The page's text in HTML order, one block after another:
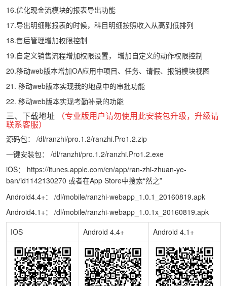
16.优化现金流模块的报表导出功能
17.导出明细账报表的时候，科目明细按照收入从高到低排列
18.售后管理增加权限控制
19.自定义销售流程增加权限设置， 增加自定义的动作权限控制
20.移动web版本增加OA应用中项目、任务、请假、报销模块视图
21. 移动web版本实现我的地盘中的审批功能
22. 移动web版本实现考勤补录的功能
三、下载地址 （专业版用户请勿使用此安装包升级，升级请
联系客服）
源码包： /dl/ranzhi/pro.1.2/ranzhi.Pro1.2.zip
一键安装包： /dl/ranzhi/pro.1.2/ranzhi.Pro1.2.exe
iOS： https://itunes.apple.com/cn/app/ran-zhi-zhuan-ye-
ban/id1142130270 或者在App Store中搜索“然之”
Android4.4+： /dl/mobile/ranzhi-webapp_1.0.1_20160819.apk
Android4.1+： /dl/mobile/ranzhi-webapp_1.0.1x_20160819.apk
IOS
Android 4.4+ Android 4.1+